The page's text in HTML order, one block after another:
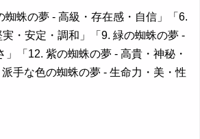
蛛の夢 - 高級・存在感・自信」「6.
・安定・調和」「9. 緑の蜘蛛の夢 -
「12. 紫の蜘蛛の夢 - 高貴・神秘・
手な色の蜘蛛の夢 - 生命力・美・性